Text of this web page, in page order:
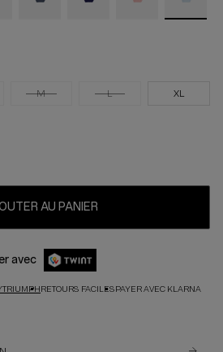
M L XL
AU PANIER
avec
RETOURS FACILESPAYER AVEC KLARNA